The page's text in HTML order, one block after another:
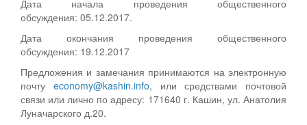
Дата начала проведения общественного
обсуждения: 05.12.2017.
Дата окончания проведения общественного
обсуждения: 19.12.2017
Предложения и замечания принимаются на электронную
почту economy@kashin.info, или средствами почтовой
связи или лично по адресу: 171640 г. Кашин, ул. Анатолия
Луначарского д.20.